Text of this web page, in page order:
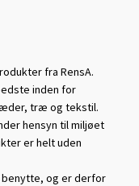
fra RensA.
inden for
træ og tekstil.
hensyn til miljøet
er helt uden
og er derfor